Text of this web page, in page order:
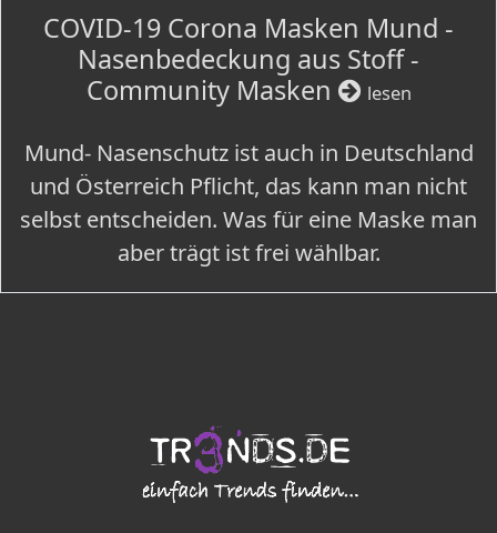
COVID-19 Corona Masken Mund -
Nasenbedeckung aus Stoff -
Community Masken
lesen
Mund- Nasenschutz ist auch in Deutschland
und Österreich Pflicht, das kann man nicht
selbst entscheiden. Was für eine Maske man
aber trägt ist frei wählbar.